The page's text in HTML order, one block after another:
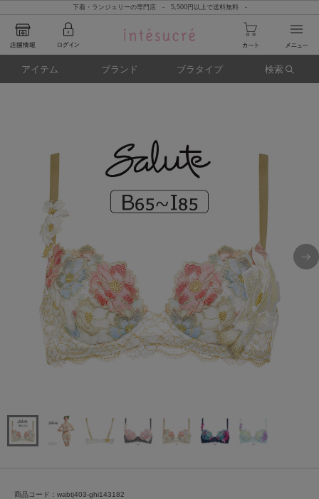
下着・ランジェリーの専門店 - 5,500円以上で送料無料 -
アイテム ブランド ブラタイプ 検索
商品コード：wabtj403-ghi143182